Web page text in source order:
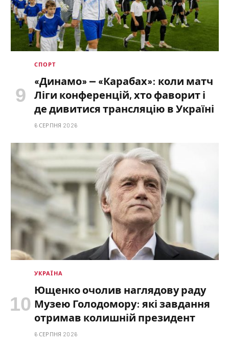
СПОРТ
«Динамо» — «Карабах»: коли матч
Ліги конференцій, хто фаворит і
де дивитися трансляцію в Україні
6 СЕРПНЯ 2026
УКРАЇНА
Ющенко очолив наглядову раду
Музею Голодомору: які завдання
отримав колишній президент
6 СЕРПНЯ 2026